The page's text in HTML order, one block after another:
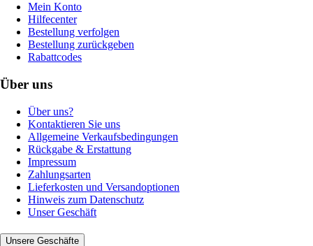
Mein Konto
Hilfecenter
Bestellung verfolgen
Bestellung zurückgeben
Rabattcodes
Über uns
Über uns?
Kontaktieren Sie uns
Allgemeine Verkaufsbedingungen
Rückgabe & Erstattung
Impressum
Zahlungsarten
Lieferkosten und Versandoptionen
Hinweis zum Datenschutz
Unser Geschäft
Unsere Geschäfte